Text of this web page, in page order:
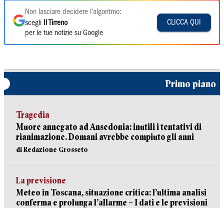
Non lasciare decidere l'algoritmo:
scegli
Il Tirreno
per le tue notizie su Google
CLICCA QUI
Primo piano
Tragedia
Muore annegato ad Ansedonia: inutili i tentativi di
rianimazione. Domani avrebbe compiuto gli anni
di Redazione Grosseto
La previsione
Meteo in Toscana, situazione critica: l’ultima analisi
conferma e prolunga l’allarme – I dati e le previsioni